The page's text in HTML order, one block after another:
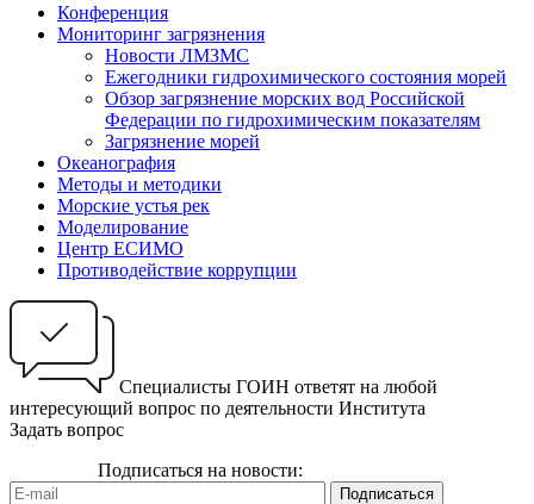
Конференция
Мониторинг загрязнения
Новости ЛМЗМС
Ежегодники гидрохимического состояния морей
Обзор загрязнение морских вод Российской
Федерации по гидрохимическим показателям
Загрязнение морей
Океанография
Методы и методики
Морские устья рек
Моделирование
Центр ЕСИМО
Противодействие коррупции
Специалисты ГОИН ответят на любой
интересующий вопрос по деятельности Института
Задать вопрос
Подписаться на новости: